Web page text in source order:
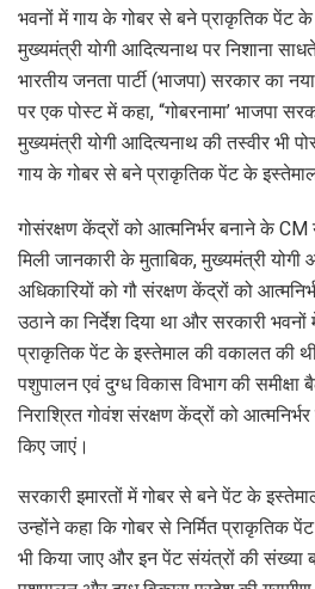
भवनों में गाय के गोबर से बने प्राकृतिक पेंट
मुख्यमंत्री योगी आदित्यनाथ पर निशाना साधते
भारतीय जनता पार्टी (भाजपा) सरकार का
पर एक पोस्ट में कहा, “गोबरनामा’ भाजपा
मुख्यमंत्री योगी आदित्यनाथ की तस्वीर भी
गाय के गोबर से बने प्राकृतिक पेंट के
गोसंरक्षण केंद्रों को आत्मनिर्भर बनाने के CM
मिली जानकारी के मुताबिक, मुख्यमंत्री योगी
अधिकारियों को गौ संरक्षण केंद्रों को
उठाने का निर्देश दिया था और सरकारी
प्राकृतिक पेंट के इस्तेमाल की वकालत की
पशुपालन एवं दुग्ध विकास विभाग की समीक्षा
निराश्रित गोवंश संरक्षण केंद्रों को
किए जाएं।
सरकारी इमारतों में गोबर से बने पेंट के
उन्होंने कहा कि गोबर से निर्मित प्राकृतिक
भी किया जाए और इन पेंट संयंत्रों की संख्या